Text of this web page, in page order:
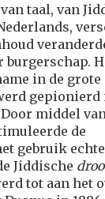
taal, van
burgerschap.
in de grote
gepionierd
middel van
de
gebruik
Jiddische
tot aan het